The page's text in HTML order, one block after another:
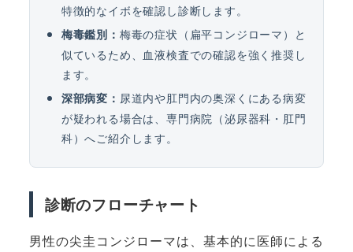
特徴的なイボを確認し診断します。
梅毒鑑別： 梅毒の症状（扁平コンジローマ）と
似ているため、血液検査での確認を強く推奨し
ます。
深部病変： 尿道内や肛門内の奥深くにある病変
が疑われる場合は、専門病院（泌尿器科・肛門
科）へご紹介します。
診断のフローチャート
男性の尖圭コンジローマは、基本的に医師による